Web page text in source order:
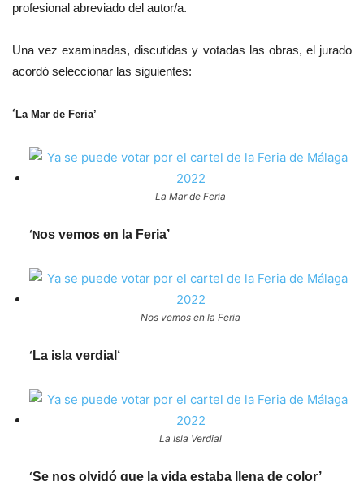
profesional abreviado del autor/a.
Una vez examinadas, discutidas y votadas las obras, el jurado
acordó seleccionar las siguientes:
‘ La Mar de Feria’
La Mar de Feria
‘ Nos vemos en la Feria’
Nos vemos en la Feria
‘ La isla verdial‘
La Isla Verdial
‘Se nos olvidó que la vida estaba llena de color’